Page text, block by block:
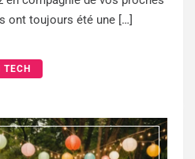
ont toujours été une […]
TECH